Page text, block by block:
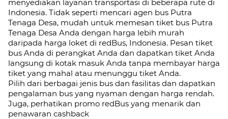
menyediakan layanan transportasi di beberapa rute di
Indonesia. Tidak seperti mencari agen bus Putra
Tenaga Desa, mudah untuk memesan tiket bus Putra
Tenaga Desa Anda dengan harga lebih murah
daripada harga loket di redBus, Indonesia. Pesan tiket
bus Anda di perangkat Anda dan dapatkan tiket Anda
langsung di kotak masuk Anda tanpa membayar harga
tiket yang mahal atau menunggu tiket Anda.
Pilih dari berbagai jenis bus dan fasilitas dan dapatkan
pengalaman bus yang nyaman dengan harga rendah.
Juga, perhatikan promo redBus yang menarik dan
penawaran cashback